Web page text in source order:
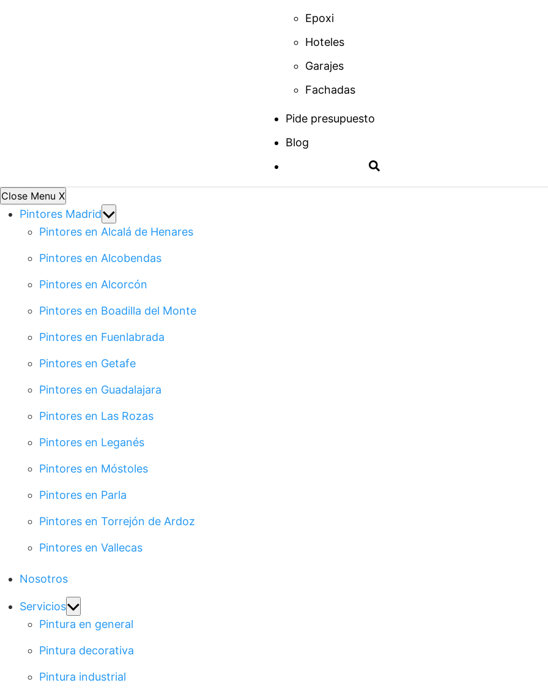
Epoxi
Hoteles
Garajes
Fachadas
Pide presupuesto
Blog
Close Menu X
Pintores MadridShow
sub
Pintores en Alcalá de Henares
Pintores en Alcobendas
Pintores en Alcorcón
Pintores en Boadilla del Monte
Pintores en Fuenlabrada
Pintores en Getafe
Pintores en Guadalajara
Pintores en Las Rozas
Pintores en Leganés
Pintores en Móstoles
Pintores en Parla
Pintores en Torrejón de Ardoz
Pintores en Vallecas
Nosotros
ServiciosShow
sub
Pintura en general
Pintura decorativa
Pintura industrial